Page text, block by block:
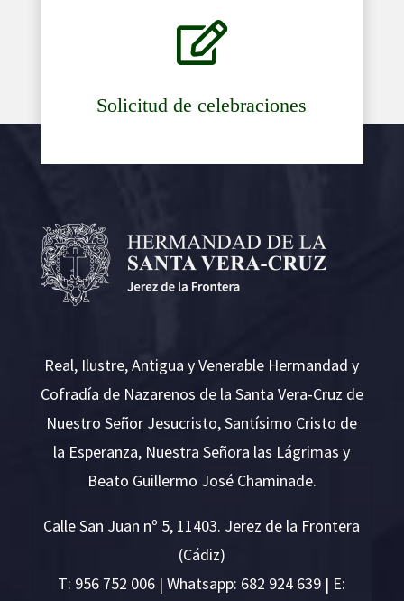

Solicitud de celebraciones
Real, Ilustre, Antigua y Venerable Hermandad y
Cofradía de Nazarenos de la Santa Vera-Cruz de
Nuestro Señor Jesucristo, Santísimo Cristo de
la Esperanza, Nuestra Señora las Lágrimas y
Beato Guillermo José Chaminade.
Calle San Juan nº 5, 11403. Jerez de la Frontera
(Cádiz)
T: 956 752 006 | Whatsapp: 682 924 639 | E: